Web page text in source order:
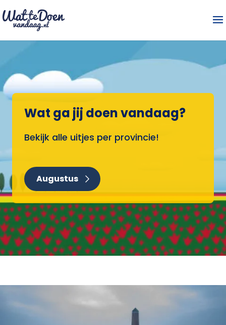
Wat ga jij doen vandaag?
Bekijk alle uitjes per provincie!
Augustus